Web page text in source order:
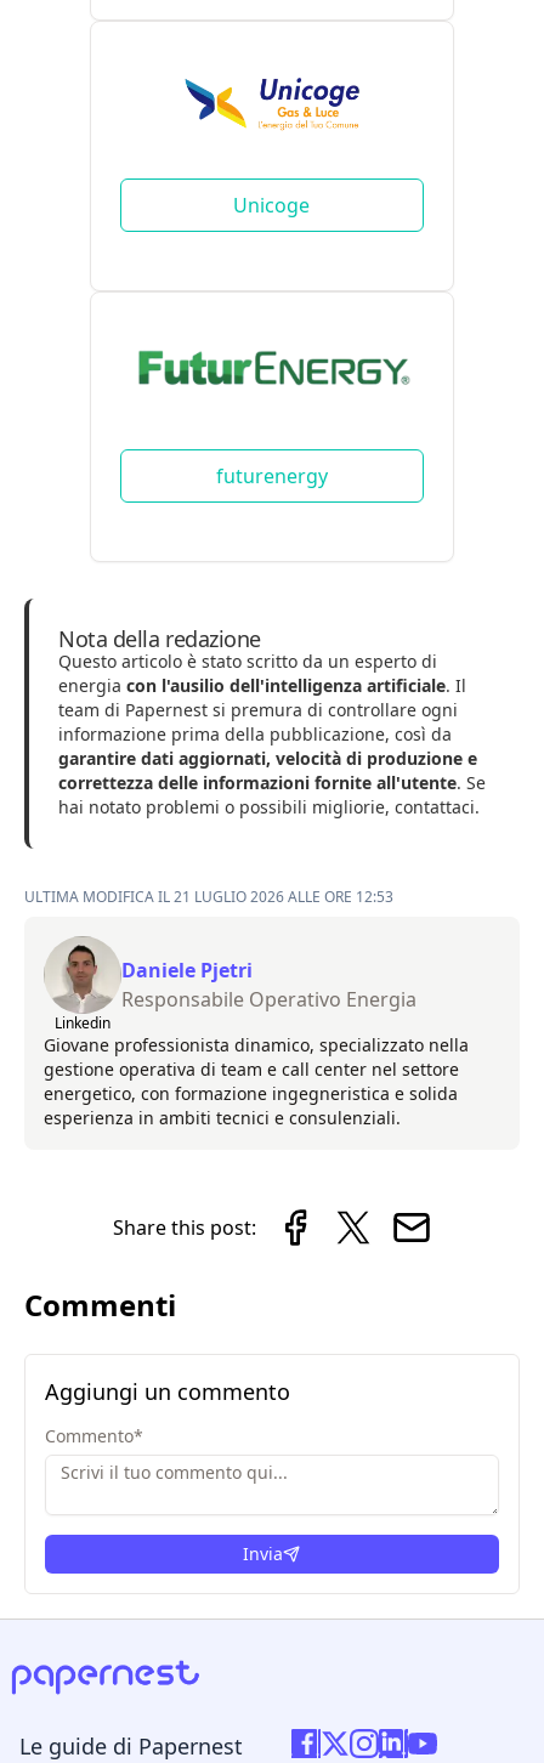
Unicoge
futurenergy
Nota della redazione
Questo articolo è stato scritto da un esperto di
energia con l'ausilio dell'intelligenza artificiale. Il
team di Papernest si premura di controllare ogni
informazione prima della pubblicazione, così da
garantire dati aggiornati, velocità di produzione e
correttezza delle informazioni fornite all'utente. Se
hai notato problemi o possibili migliorie, contattaci.
ULTIMA MODIFICA IL 21 LUGLIO 2026 ALLE ORE 12:53
Linkedin
Daniele Pjetri
Responsabile Operativo Energia
Giovane professionista dinamico, specializzato nella
gestione operativa di team e call center nel settore
energetico, con formazione ingegneristica e solida
esperienza in ambiti tecnici e consulenziali.
Share this post:
Commenti
Aggiungi un commento
Commento*
Invia
Le guide di Papernest